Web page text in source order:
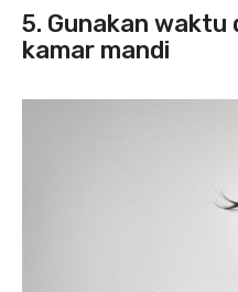
5. Gunakan
kamar mandi